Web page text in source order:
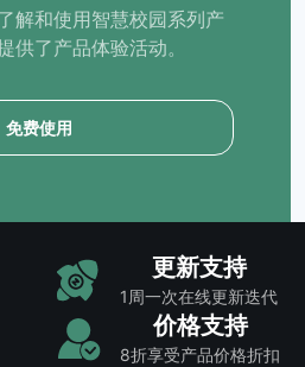
解和使用智慧校园系列产
供了产品体验活动。
免费使用
更新支持
1周一次在线更新迭代
价格支持
8折享受产品价格折扣